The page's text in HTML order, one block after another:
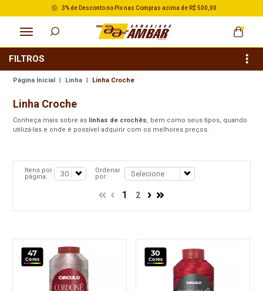
3% de Desconto no Pix nas Compras acima de R$ 500,00
Página Inicial | Linha | Linha Croche
FILTROS
Linha Croche
Conheça mais sobre as linhas de crochês, bem como seus tipos, quando
utilizá-las e onde é possível adquirir com os melhores preços.
Itens por
página:
Ordenar
por:
1 2
47
Cores
30
Cores